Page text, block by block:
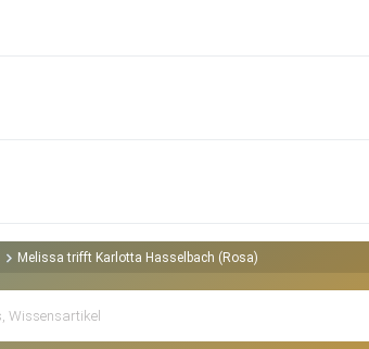
Melissa trifft Karlotta Hasselbach (Rosa)